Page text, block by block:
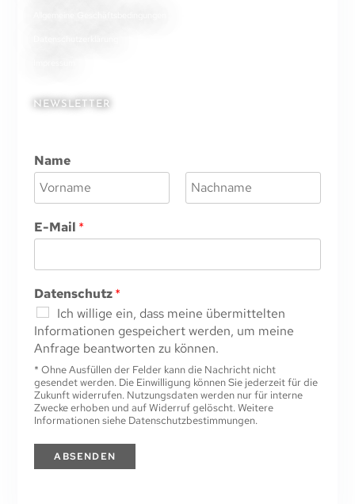
NEWSLETTER
Name
o
r
m
a
E-Mail *
Datenschutz*
Ich willige ein, dass meine übermittelten
Informationen gespeichert werden, um meine
Anfrage beantworten zu können.
* Ohne Ausfüllen der Felder kann die Nachricht nicht
gesendet werden. Die Einwilligung können Sie jederzeit für die
Zukunft widerrufen. Nutzungsdaten werden nur für interne
Zwecke erhoben und auf Widerruf gelöscht. Weitere
Informationen siehe Datenschutzbestimmungen.
ABSENDEN